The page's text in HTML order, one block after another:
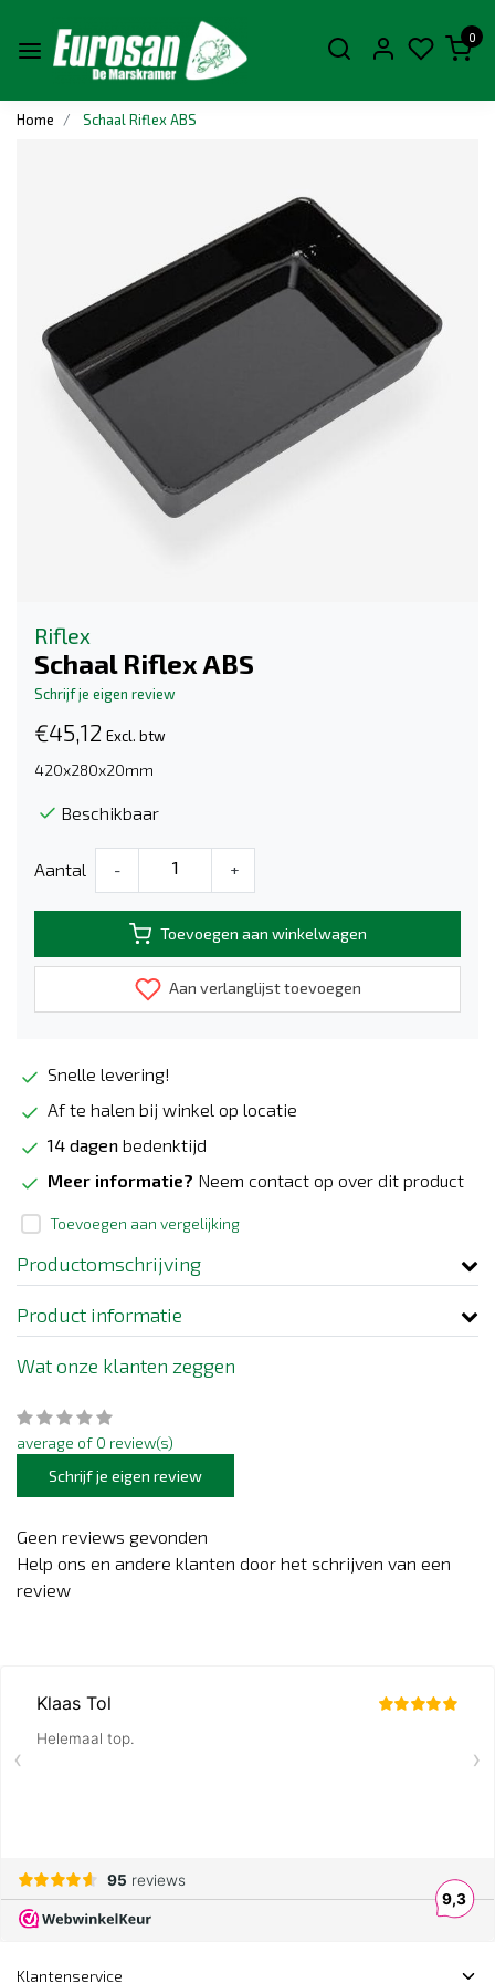
0
Home Schaal Riflex ABS
Riflex
Schaal Riflex ABS
Schrijf je eigen review
€45,12 Excl. btw
420x280x20mm
Beschikbaar
Aantal - +
Toevoegen aan winkelwagen
Aan verlanglijst toevoegen
Snelle levering!
Af te halen bij winkel op locatie
14 dagen bedenktijd
Meer informatie? Neem contact op over dit product
Toevoegen aan vergelijking
Productomschrijving
Product informatie
Wat onze klanten zeggen
average of 0 review(s)
Schrijf je eigen review
Geen reviews gevonden
Help ons en andere klanten door het schrijven van een
review
Klantenservice